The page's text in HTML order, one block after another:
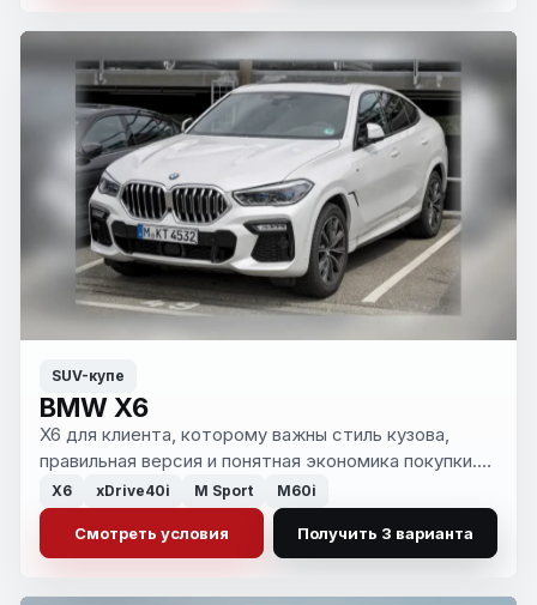
SUV-купе
BMW X6
X6 для клиента, которому важны стиль кузова,
правильная версия и понятная экономика покупки.
Убираем шум рынка и оставляем только сильные
варианты.
X6 xDrive40i M Sport M60i
Смотреть условия Получить 3 варианта